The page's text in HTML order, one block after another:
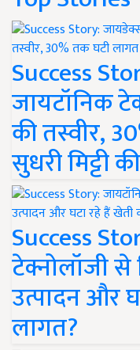
Success
जायटॉनिक
की तस्वीर,
सुधरी मिट्टी
Success
टेक्नोलॉजी
उत्पादन और
लागत?